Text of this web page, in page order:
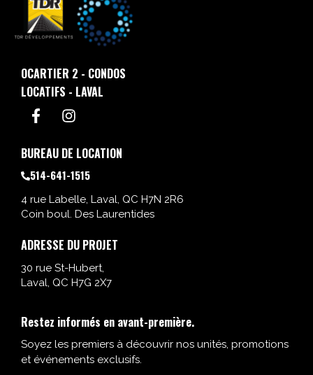
OCARTIER 2 - CONDOS
LOCATIFS - LAVAL
BUREAU DE LOCATION
514-641-1515
4 rue Labelle, Laval, QC H7N 2R6
Coin boul. Des Laurentides
ADRESSE DU PROJET
30 rue St-Hubert,
Laval, QC H7G 2X7
Restez informés en avant-première.
Soyez les premiers à découvrir nos unités, promotions
et événements exclusifs.